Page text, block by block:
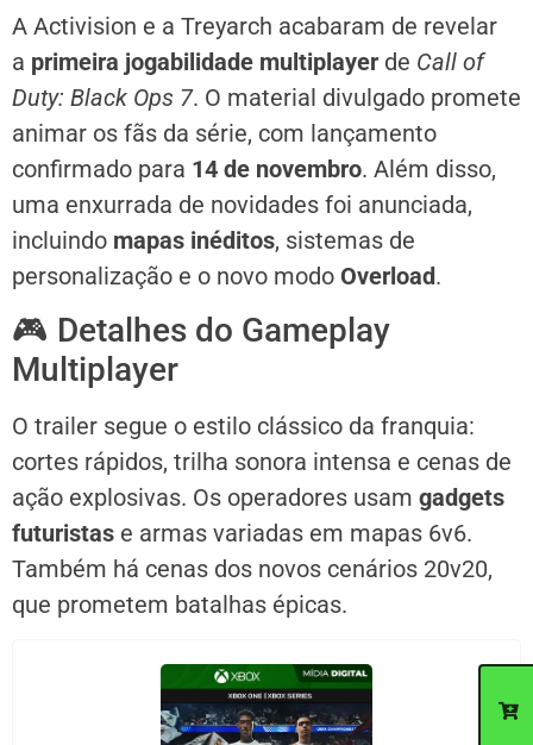
A Activision e a Treyarch acabaram de revelar
a primeira jogabilidade multiplayer de Call of
Duty: Black Ops 7. O material divulgado promete
animar os fãs da série, com lançamento
confirmado para 14 de novembro. Além disso,
uma enxurrada de novidades foi anunciada,
incluindo mapas inéditos, sistemas de
personalização e o novo modo Overload.
🎮 Detalhes do Gameplay
Multiplayer
O trailer segue o estilo clássico da franquia:
cortes rápidos, trilha sonora intensa e cenas de
ação explosivas. Os operadores usam gadgets
futuristas e armas variadas em mapas 6v6.
Também há cenas dos novos cenários 20v20,
que prometem batalhas épicas.